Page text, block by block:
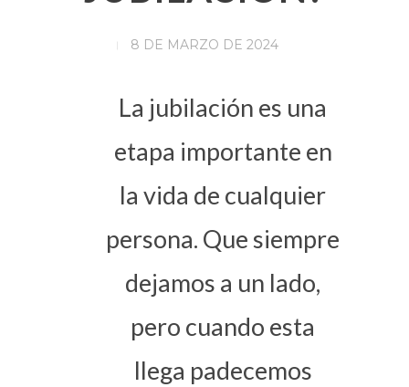
8 DE MARZO DE 2024
La jubilación es una
etapa importante en
la vida de cualquier
persona. Que siempre
dejamos a un lado,
pero cuando esta
llega padecemos